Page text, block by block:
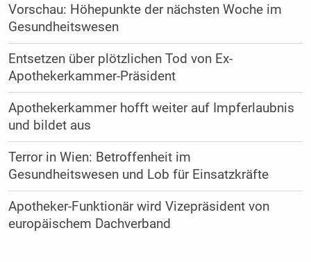
Vorschau: Höhepunkte der nächsten Woche im
Gesundheitswesen
Entsetzen über plötzlichen Tod von Ex-
Apothekerkammer-Präsident
Apothekerkammer hofft weiter auf Impferlaubnis
und bildet aus
Terror in Wien: Betroffenheit im
Gesundheitswesen und Lob für Einsatzkräfte
Apotheker-Funktionär wird Vizepräsident von
europäischem Dachverband